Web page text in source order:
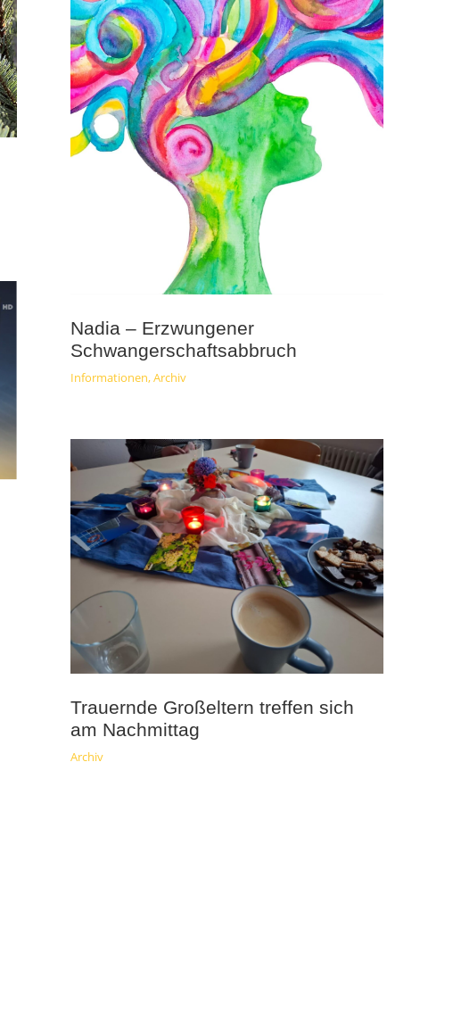
Nadia – Erzwungener
Schwangerschaftsabbruch
Informationen,Archiv
Trauernde Großeltern treffen sich
am Nachmittag
Archiv